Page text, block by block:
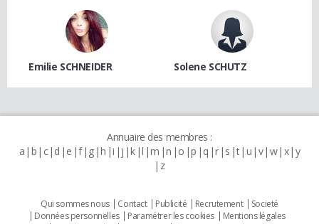
Emilie SCHNEIDER Solene SCHUTZ
Annuaire des membres :
a b c d e f g h i j k l m n o p q r s t u v w x y
z
Qui sommes nous Contact Publicité Recrutement
Societé
Données personnelles
Paramétrer les cookies
Mentions légales